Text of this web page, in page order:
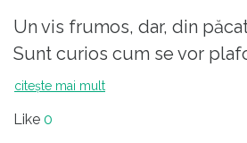
Un vis frumos, dar, din
Sunt curios cum se vor
pensiile speciale, mai ales
citește mai mult
Like 0